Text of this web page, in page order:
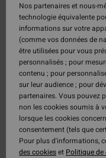
Nos partenaires et nous-
technologie équivalente
informations sur votre
(comme vos données de
être utilisées pour vous
personnalisés ; pour
contenu ; pour
sur leur audience ; pour
partenaires. Vous pouvez
non les cookies soumis à
lorsque les cookies
consentement (tels que
Pour plus d'informations,
des cookieset Politique